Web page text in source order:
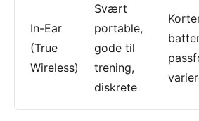
In-Ear
(True
Wireless)
Svært
portable,
gode til
trening,
diskrete